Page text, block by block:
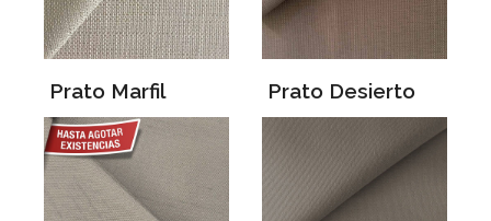
Prato Marfil Prato Desierto